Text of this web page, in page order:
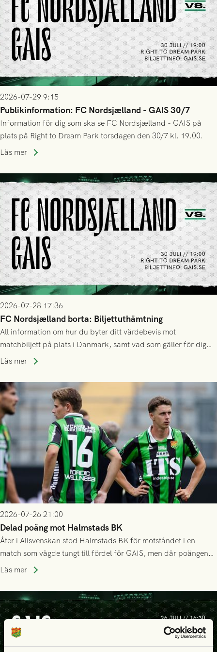
2026-07-29 9:15
Publikinformation: FC Nordsjælland - GAIS 30/7
Information för dig som ska se FC Nordsjælland - GAIS på
plats på Right to Dream Park torsdagen den 30/7 kl. 19.00.
Läs mer
2026-07-28 17:36
FC Nordsjælland borta: Biljettuthämtning
All information om hur du byter ditt värdebevis mot
matchbiljett på plats i Danmark, samt vad som gäller för dig
som står på reservlista eller fått förhinder.
Läs mer
2026-07-26 21:00
Delad poäng mot Halmstads BK
Åter i Allsvenskan stod Halmstads BK för motståndet i en
match som vägde tungt till fördel för GAIS, men där poängen
delades efter dramatik på tilläggstid.
Läs mer